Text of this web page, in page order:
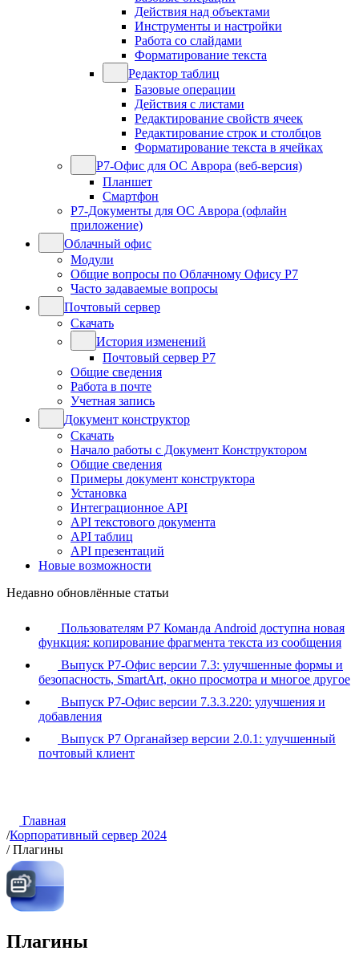
Действия над объектами
Инструменты и настройки
Работа со слайдами
Форматирование текста
Редактор таблиц
Базовые операции
Действия с листами
Редактирование свойств ячеек
Редактирование строк и столбцов
Форматирование текста в ячейках
Р7-Офис для ОС Аврора (веб-версия)
Планшет
Смартфон
Р7-Документы для ОС Аврора (офлайн
приложение)
Облачный офис
Модули
Общие вопросы по Облачному Офису Р7
Часто задаваемые вопросы
Почтовый сервер
Скачать
История изменений
Почтовый сервер Р7
Общие сведения
Работа в почте
Учетная запись
Документ конструктор
Скачать
Начало работы с Документ Конструктором
Общие сведения
Примеры документ конструктора
Установка
Интеграционное API
API текстового документа
API таблиц
API презентаций
Новые возможности
Недавно обновлённые статьи
Пользователям Р7 Команда Android доступна новая
функция: копирование фрагмента текста из сообщения
Выпуск Р7-Офис версии 7.3: улучшенные формы и
безопасность, SmartArt, окно просмотра и многое другое
Выпуск Р7-Офис версии 7.3.3.220: улучшения и
добавления
Выпуск Р7 Органайзер версии 2.0.1: улучшенный
почтовый клиент
Главная
/Корпоративный сервер 2024
/ Плагины
Плагины